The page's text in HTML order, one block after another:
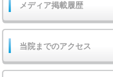
メディア掲載履歴
当院までのアクセス